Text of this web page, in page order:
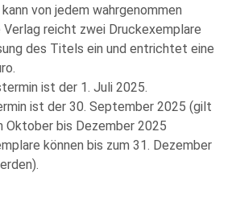
von jedem wahrgenommen
reicht zwei Druckexemplare
des Titels ein und entrichtet eine
ist der 1. Juli 2025.
ist der 30. September 2025 (gilt
Oktober bis Dezember 2025
können bis zum 31. Dezember